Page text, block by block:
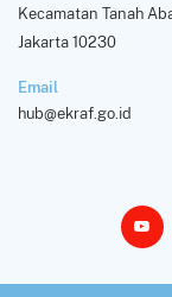
Kecamatan Tanah
Jakarta 10230
Email
hub@ekraf.go.id